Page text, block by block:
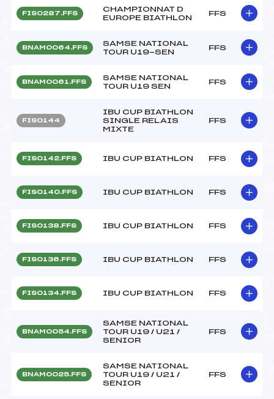
FIS0287.FFS
CHAMPIONNAT D
EUROPE BIATHLON
FFS
BNAM0064.FFS
SAMSE NATIONAL
TOUR U19-SEN
FFS
BNAM0061.FFS
SAMSE NATIONAL
TOUR U19 SEN
FFS
FIS0144
IBU CUP BIATHLON
SINGLE RELAIS
MIXTE
FFS
FIS0142.FFS IBU CUP BIATHLON FFS
FIS0140.FFS IBU CUP BIATHLON FFS
FIS0138.FFS IBU CUP BIATHLON FFS
FIS0136.FFS IBU CUP BIATHLON FFS
FIS0134.FFS IBU CUP BIATHLON FFS
BNAM0054.FFS
SAMSE NATIONAL
TOUR U19 / U21 /
SENIOR
FFS
BNAM0025.FFS
SAMSE NATIONAL
TOUR U19 / U21 /
SENIOR
FFS